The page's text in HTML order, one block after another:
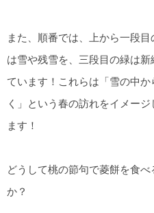
また、順番では、上から一段
は雪や残雪を、三段目の緑は
ています！これらは「雪の中
く」という春の訪れをイメー
ます！
どうして桃の節句で菱餅を食
か？